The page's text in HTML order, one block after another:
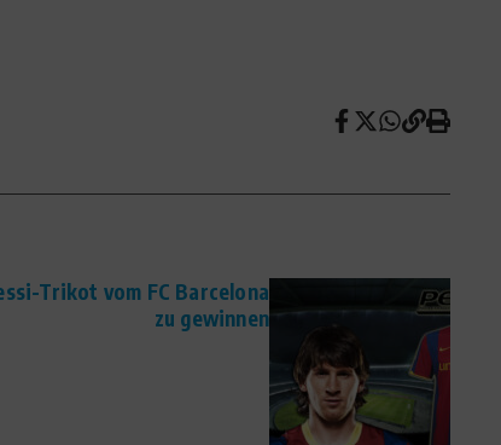
Trikot vom FC Barcelona
zu gewinnen